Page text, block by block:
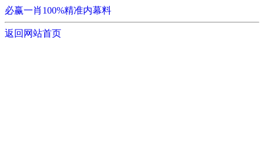
必赢一肖100%精准内幕料
返回网站首页